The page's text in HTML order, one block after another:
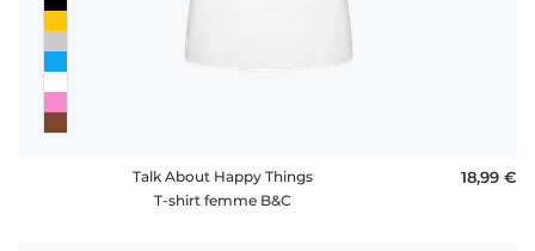
Talk About Happy Things
T-shirt femme B&C
18,99 €